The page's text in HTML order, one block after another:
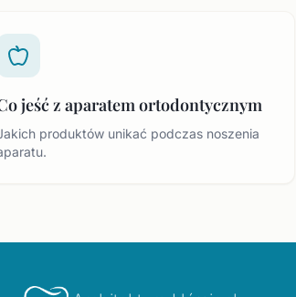
jeść z aparatem ortodontycznym
produktów unikać podczas noszenia